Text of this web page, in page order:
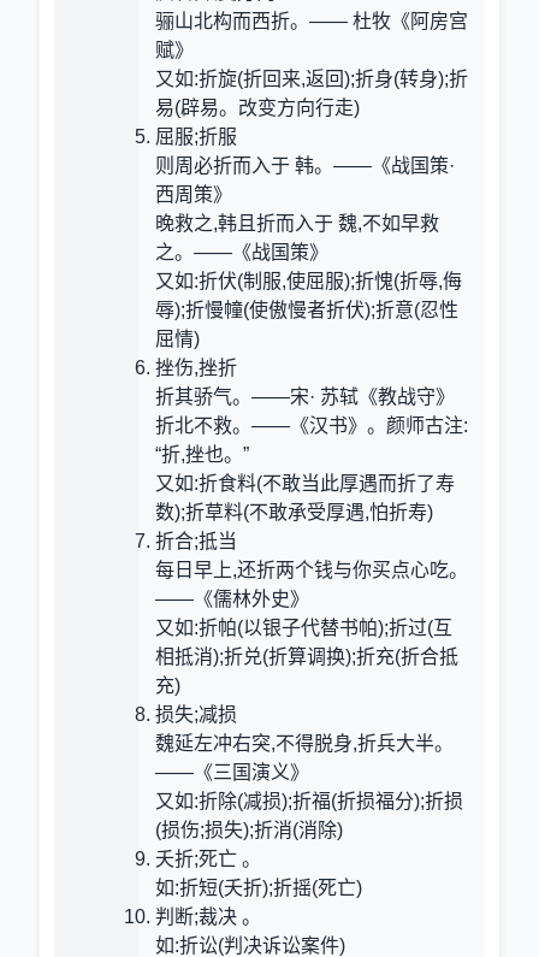
骊山北构而西折。—— 杜牧《阿房宫
赋》
又如:折旋(折回来,返回);折身(转身);折
易(辟易。改变方向行走)
屈服;折服
则周必折而入于 韩。——《战国策·
西周策》
晚救之,韩且折而入于 魏,不如早救
之。——《战国策》
又如:折伏(制服,使屈服);折愧(折辱,侮
辱);折慢幢(使傲慢者折伏);折意(忍性
屈情)
挫伤,挫折
折其骄气。——宋· 苏轼《教战守》
折北不救。——《汉书》。颜师古注:
“折,挫也。”
又如:折食料(不敢当此厚遇而折了寿
数);折草料(不敢承受厚遇,怕折寿)
折合;抵当
每日早上,还折两个钱与你买点心吃。
——《儒林外史》
又如:折帕(以银子代替书帕);折过(互
相抵消);折兑(折算调换);折充(折合抵
充)
损失;减损
魏延左冲右突,不得脱身,折兵大半。
——《三国演义》
又如:折除(减损);折福(折损福分);折损
(损伤;损失);折消(消除)
夭折;死亡 。
如:折短(夭折);折摇(死亡)
判断;裁决 。
如:折讼(判决诉讼案件)